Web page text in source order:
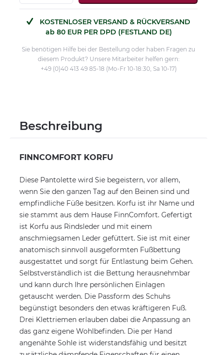
KOSTENLOSER VERSAND & RÜCKVERSAND
ab 80 EUR PER DPD (FESTLAND DE)
Sie benötigen Hilfe bei der Bestellung oder haben Fragen zu
diesem Produkt? Unsere Mitarbeiter helfen gern:
+49 (0)40 413 49 85-18 (Mo-Fr 10-18:30, Sa 10-17)
Beschreibung
FINNCOMFORT KORFU
Diese Pantolette wird Sie begeistern, vor allem,
wenn Sie den ganzen Tag auf den Beinen sind und
empfindliche Füße besitzen. Korfu ist ihr Name und
sie stammt aus dem Hause FinnComfort. Gefertigt
ist Korfu aus Rindsleder und mit einem
anschmiegsamen Leder gefüttert. Sie ist mit einer
anatomisch sinnvoll ausgeformten Fußbettung
ausgestattet und sorgt für Entlastung beim Gehen.
Selbstverständlich ist die Bettung herausnehmbar
und kann durch Ihre persönlichen Einlagen
getauscht werden. Die Passform des Schuhs
begünstigt besonders den etwas kräftigeren Fuß.
Drei Klettriemen erlauben dabei die Anpassung an
das ganz eigene Wohlbefinden. Die per Hand
angenähte Sohle ist widerstandsfähig und besitzt